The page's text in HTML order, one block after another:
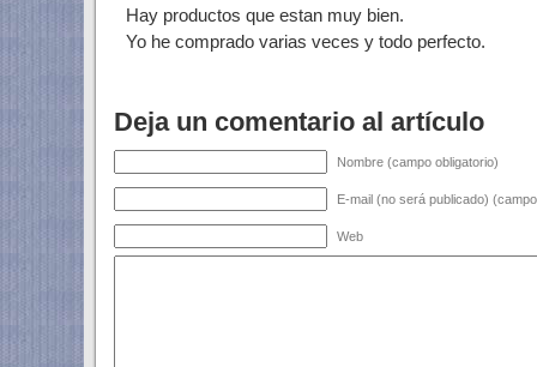
Hay productos que estan muy bien.
Yo he comprado varias veces y todo perfecto.
Deja un comentario al artículo
Nombre (campo obligatorio)
E-mail (no será publicado)
Web